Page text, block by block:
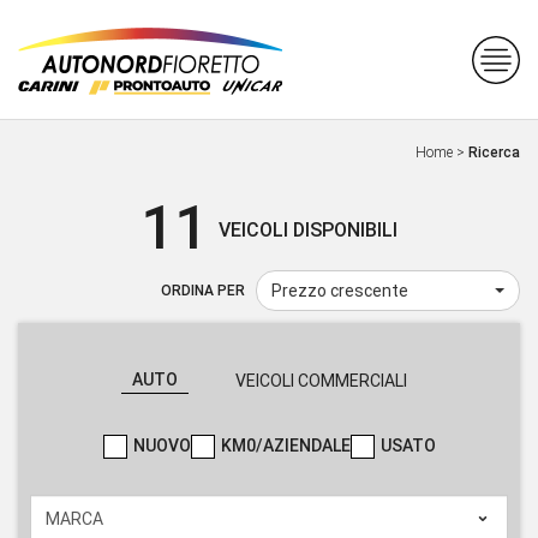
Home > Ricerca
11 VEICOLI DISPONIBILI
ORDINA PER Prezzo crescente
AUTO VEICOLI COMMERCIALI
NUOVO KM0/AZIENDALE USATO